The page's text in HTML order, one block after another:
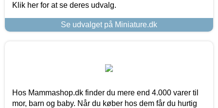
Klik her for at se deres udvalg.
Se udvalget på Miniature.dk
Hos Mammashop.dk finder du mere end 4.000 varer til
mor, barn og baby. Når du køber hos dem får du hurtig